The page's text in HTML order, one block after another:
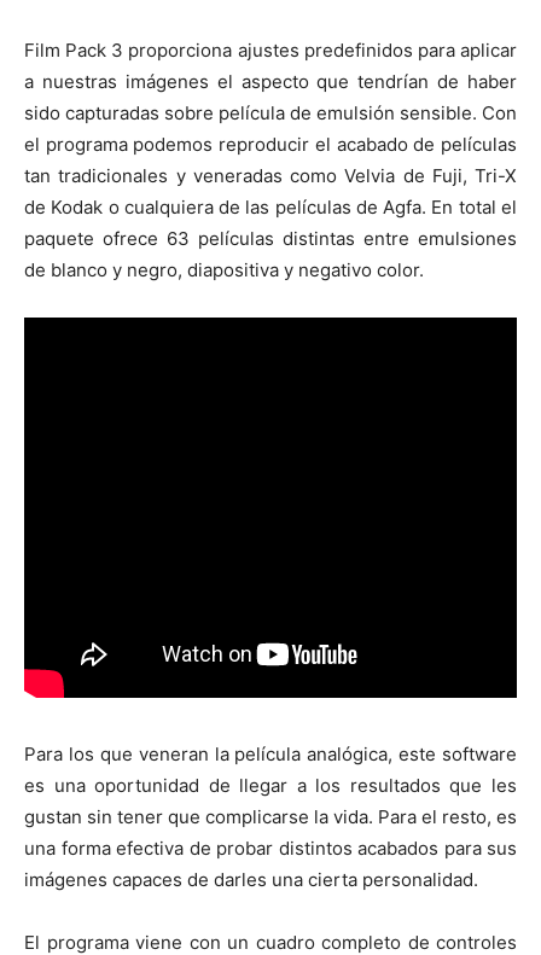
Film Pack 3 proporciona ajustes predefinidos para aplicar
a nuestras imágenes el aspecto que tendrían de haber
sido capturadas sobre película de emulsión sensible. Con
el programa podemos reproducir el acabado de películas
tan tradicionales y veneradas como Velvia de Fuji, Tri-X
de Kodak o cualquiera de las películas de Agfa. En total el
paquete ofrece 63 películas distintas entre emulsiones
de blanco y negro, diapositiva y negativo color.
Para los que veneran la película analógica, este software
es una oportunidad de llegar a los resultados que les
gustan sin tener que complicarse la vida. Para el resto, es
una forma efectiva de probar distintos acabados para sus
imágenes capaces de darles una cierta personalidad.
El programa viene con un cuadro completo de controles